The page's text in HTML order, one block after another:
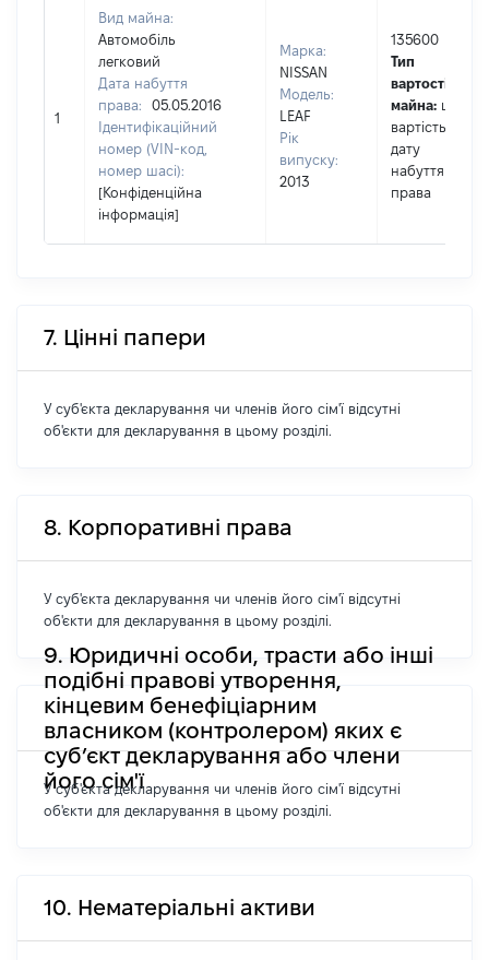
1
Вид майна:
Автомобіль
легковий
Дата набуття
права:
05.05.2016
Ідентифікаційний
номер (VIN-код,
номер шасі):
[Конфіденційна
інформація]
Марка:
NISSAN
Модель:
LEAF
Рік
випуску:
2013
135600
Тип
вартості
майна: це
вартість на
дату
набуття
права
7. Цінні папери
У суб'єкта декларування чи членів його сім'ї відсутні
об'єкти для декларування в цьому розділі.
8. Корпоративні права
У суб'єкта декларування чи членів його сім'ї відсутні
об'єкти для декларування в цьому розділі.
9. Юридичні особи, трасти або інші
подібні правові утворення,
кінцевим бенефіціарним
власником (контролером) яких є
суб’єкт декларування або члени
його сім'ї
У суб'єкта декларування чи членів його сім'ї відсутні
об'єкти для декларування в цьому розділі.
10. Нематеріальні активи